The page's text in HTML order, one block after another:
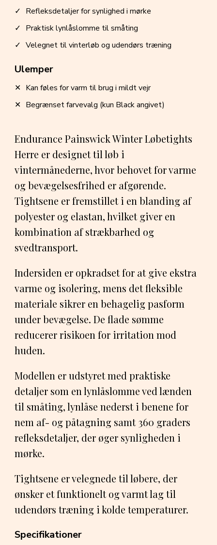
Endurance Painswick Winter Løbetights
Herre er designet til løb i
vintermånederne, hvor behovet for varme
og bevægelsesfrihed er afgørende.
Tightsene er fremstillet i en blanding af
polyester og elastan, hvilket giver en
kombination af strækbarhed og
svedtransport.
Indersiden er opkradset for at give ekstra
varme og isolering, mens det fleksible
materiale sikrer en behagelig pasform
under bevægelse. De flade sømme
reducerer risikoen for irritation mod
huden.
Modellen er udstyret med praktiske
detaljer som en lynlåslomme ved lænden
til småting, lynlåse nederst i benene for
nem af- og påtagning samt 360 graders
refleksdetaljer, der øger synligheden i
mørke.
Tightsene er velegnede til løbere, der
ønsker et funktionelt og varmt lag til
udendørs træning i kolde temperaturer.
Refleksdetaljer for synlighed i mørke
Praktisk lynlåslomme til småting
Velegnet til vinterløb og udendørs træning
Ulemper
Kan føles for varm til brug i mildt vejr
Begrænset farvevalg (kun Black angivet)
Specifikationer